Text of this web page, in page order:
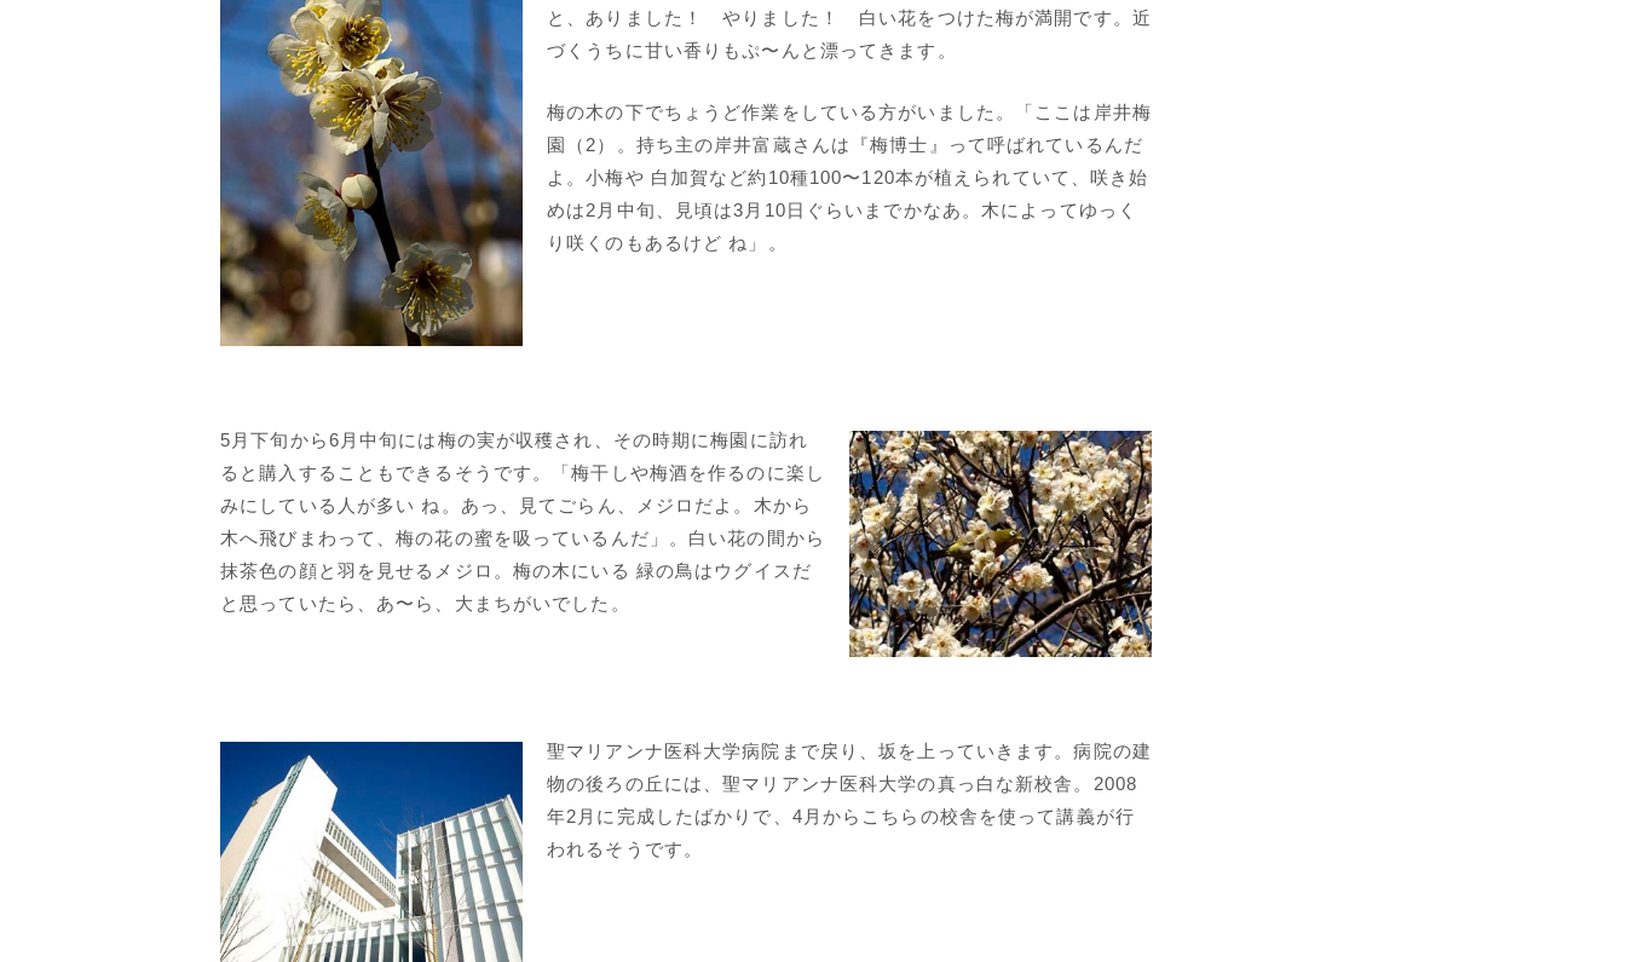
と、ありました！ やりました！ 白い花をつけた梅が満開です。近
づくうちに甘い香りもぷ〜んと漂ってきます。
梅の木の下でちょうど作業をしている方がいました。「ここは岸井梅
園（2）。持ち主の岸井富蔵さんは『梅博士』って呼ばれているんだ
よ。小梅や 白加賀など約10種100〜120本が植えられていて、咲き始
めは2月中旬、見頃は3月10日ぐらいまでかなあ。木によってゆっく
り咲くのもあるけど ね」。
5月下旬から6月中旬には梅の実が収穫され、その時期に梅園に訪れ
ると購入することもできるそうです。「梅干しや梅酒を作るのに楽し
みにしている人が多い ね。あっ、見てごらん、メジロだよ。木から
木へ飛びまわって、梅の花の蜜を吸っているんだ」。白い花の間から
抹茶色の顔と羽を見せるメジロ。梅の木にいる 緑の鳥はウグイスだ
と思っていたら、あ〜ら、大まちがいでした。
聖マリアンナ医科大学病院まで戻り、坂を上っていきます。病院の建
物の後ろの丘には、聖マリアンナ医科大学の真っ白な新校舎。2008
年2月に完成したばかりで、4月からこちらの校舎を使って講義が行
われるそうです。